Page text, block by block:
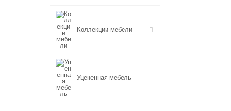
Коллекции мебели
Уцененная мебель